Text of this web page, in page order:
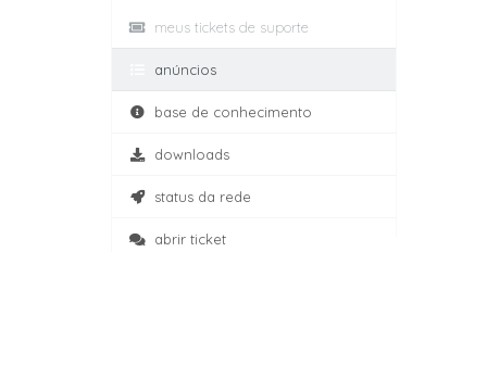
meus tickets de suporte
anúncios
base de conhecimento
downloads
status da rede
abrir ticket